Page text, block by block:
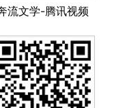
流文学-腾讯视频